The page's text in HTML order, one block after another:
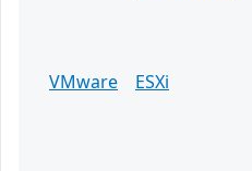
VMware
ESXi